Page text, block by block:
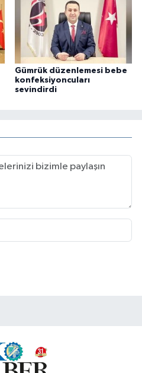
Gümrük düzenlemesi bebe
konfeksiyoncuları
sevindirdi